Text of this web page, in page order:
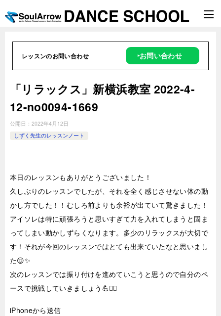
レッスンのお問い合わせ ‣お問い合わせ
「リラックス」新横浜教室 2022-4-
12-­no0094-­1669
公開日： 2022年4月12日
しずく先生のレッスンノート
本日のレッスンもありがとうございました！
久しぶりのレッスンでしたが、それを全く感じさせない体の動
かし方でした！！むしろ前よりも余裕が出ていて驚きました！
アイソレは特に頑張ろうと思いすぎて力を入れてしまうと固ま
ってしまい動かしずらくなります。多少のリラックスが大切で
す！それが今回のレッスンではとても出来ていたなと思いまし
た😌✨
次のレッスンでは振り付けを進めていこうと思うので自分のペ
ースで挑戦していきましょう💪❤️‍🔥
iPhoneから送信